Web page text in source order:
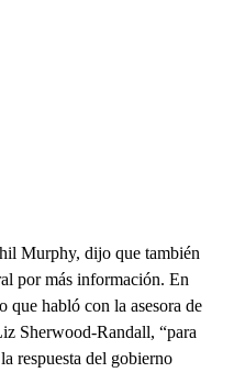
Murphy, dijo que también
por más información. En
habló con la asesora de
Sherwood-Randall, “para
respuesta del gobierno